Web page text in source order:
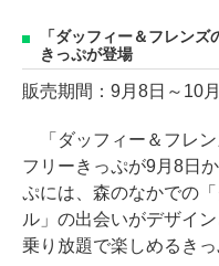
「ダッフィー＆フレン
きっぷが登場
販売期間：9月8日～10
「ダッフィー＆フレン
フリーきっぷが9月8日
ぷには、森のなかでの
ル」の出会いがデザイ
乗り放題で楽しめるきっ